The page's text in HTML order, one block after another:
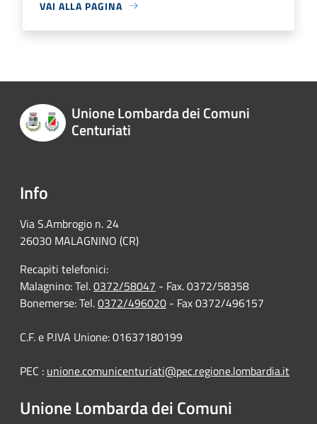
VAI ALLA PAGINA
Unione Lombarda dei Comuni
Centuriati
Info
Via S.Ambrogio n. 24
26030 MALAGNINO (CR)
Recapiti telefonici:
Malagnino: Tel.0372/58047 - Fax. 0372/58358
Bonemerse: Tel.0372/496020 - Fax 0372/496157
C.F. e P.IVA Unione: 01637180199
PEC : unione.comunicenturiati@pec.regione.lombardia.it
Unione Lombarda dei Comuni